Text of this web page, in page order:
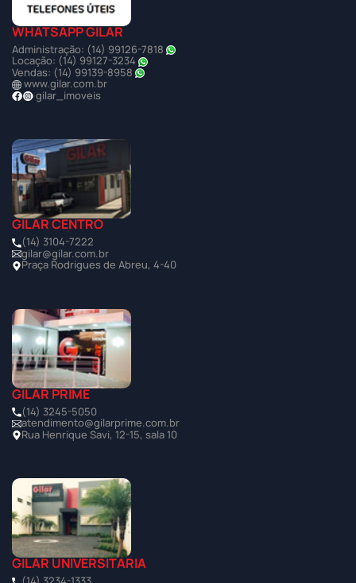
WHATSAPP GILAR
Administração: (14) 99126-7818
Locação: (14) 99127-3234
Vendas: (14) 99139-8958
www.gilar.com.br
gilar_imoveis
GILAR CENTRO
(14) 3104-7222
gilar@gilar.com.br
Praça Rodrigues de Abreu, 4-40
GILAR PRIME
(14) 3245-5050
atendimento@gilarprime.com.br
Rua Henrique Savi, 12-15, sala 10
GILAR UNIVERSITÁRIA